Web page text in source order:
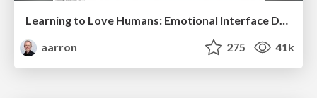
Learning to Love Humans: Emotional Interface Design
aarron
275 41k